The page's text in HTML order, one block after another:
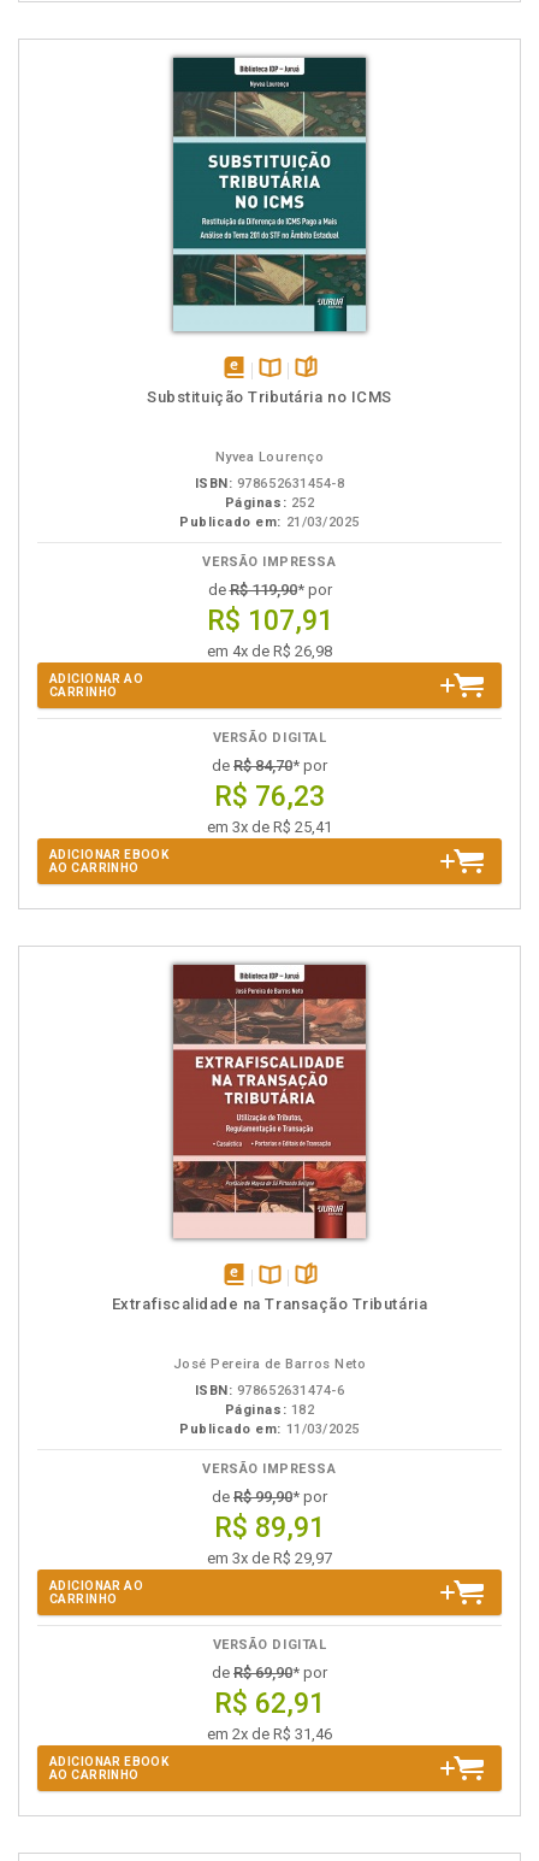
disponívelDisponível
páginas
Substituição Tributária no ICMS
Nyvea Lourenço
ISBN: 978652631454-8
Páginas: 252
Publicado em: 21/03/2025
VERSÃO IMPRESSA
deR$ 119,90* por
R$ 107,91
em 4x de R$ 26,98
ADICIONAR AO
CARRINHO
VERSÃO DIGITAL
de R$ 84,70* por
R$ 76,23
em 3x de R$ 25,41
ADICIONAR EBOOK
AO CARRINHO
disponívelDisponível
páginas
Extrafiscalidade na Transação Tributária
José Pereira de Barros Neto
ISBN: 978652631474-6
Páginas: 182
Publicado em: 11/03/2025
VERSÃO IMPRESSA
de R$ 99,90* por
R$ 89,91
em 3x de R$ 29,97
ADICIONAR AO
CARRINHO
VERSÃO DIGITAL
de R$ 69,90* por
R$ 62,91
em 2x de R$ 31,46
ADICIONAR EBOOK
AO CARRINHO